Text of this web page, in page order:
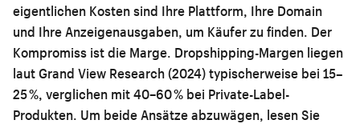
eigentlichen Kosten sind Ihre Plattform, Ihre Domain
und Ihre Anzeigenausgaben, um Käufer zu finden. Der
Kompromiss ist die Marge. Dropshipping-Margen liegen
laut Grand View Research (2024) typischerweise bei 15–
25 %, verglichen mit 40–60 % bei Private-Label-
Produkten. Um beide Ansätze abzuwägen, lesen Sie